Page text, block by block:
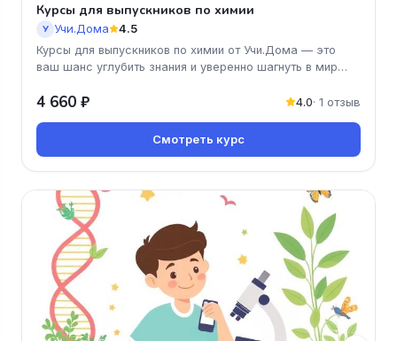
Курсы для выпускников по химии
У Учи.Дома 4.5
Курсы для выпускников по химии от Учи.Дома — это
ваш шанс углубить знания и уверенно шагнуть в мир
4 660 ₽ 4.0· 1 отзыв
Смотреть курс